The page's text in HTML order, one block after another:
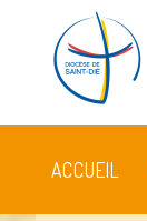
ACCUEIL